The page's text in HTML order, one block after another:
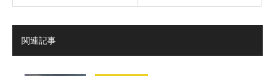
関連記事